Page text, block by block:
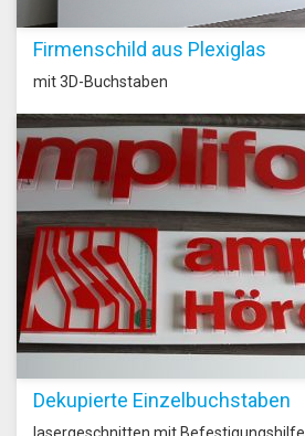
Firmenschild aus Plexiglas
mit 3D-Buchstaben
Dekupierte Einzelbuchstaben